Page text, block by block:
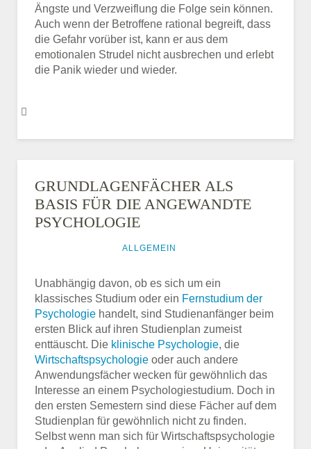
Ängste und Verzweiflung die Folge sein können.
Auch wenn der Betroffene rational begreift, dass
die Gefahr vorüber ist, kann er aus dem
emotionalen Strudel nicht ausbrechen und erlebt
die Panik wieder und wieder.
GRUNDLAGENFÄCHER ALS
BASIS FÜR DIE ANGEWANDTE
PSYCHOLOGIE
ALLGEMEIN
Unabhängig davon, ob es sich um ein
klassisches Studium oder ein Fernstudium der
Psychologie handelt, sind Studienanfänger beim
ersten Blick auf ihren Studienplan zumeist
enttäuscht. Die klinische Psychologie, die
Wirtschaftspsychologie oder auch andere
Anwendungsfächer wecken für gewöhnlich das
Interesse an einem Psychologiestudium. Doch in
den ersten Semestern sind diese Fächer auf dem
Studienplan für gewöhnlich nicht zu finden.
Selbst wenn man sich für Wirtschaftspsychologie